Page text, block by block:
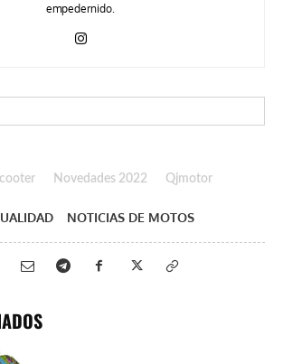
empedernido.
Novedades 2022 Qjmotor
NOTICIAS DE MOTOS